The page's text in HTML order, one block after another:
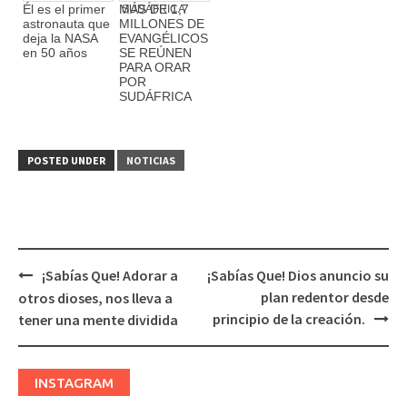
Él es el primer
astronauta que
deja la NASA
en 50 años
MÁS DE 1,7
MILLONES DE
EVANGÉLICOS
SE REÚNEN
PARA ORAR
POR
SUDÁFRICA
POSTED UNDER NOTICIAS
Post
navigation
¡Sabías Que! Adorar a
otros dioses, nos lleva a
tener una mente dividida
¡Sabías Que! Dios anuncio su
plan redentor desde
principio de la creación.
INSTAGRAM